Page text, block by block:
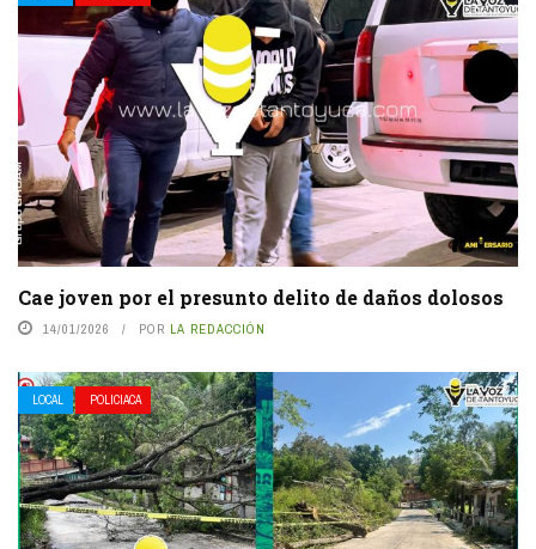
Cae joven por el presunto delito de daños dolosos
14/01/2026 POR LA REDACCIÓN
LOCAL POLICIACA